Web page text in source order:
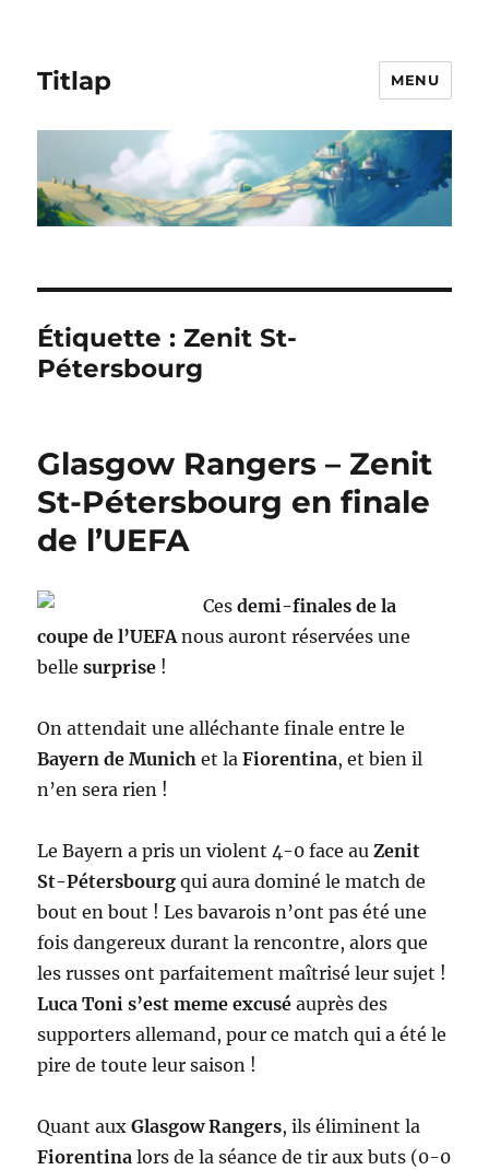
Titlap MENU
Étiquette :Zenit St-
Pétersbourg
Glasgow Rangers – Zenit
St-Pétersbourg en finale
de l’UEFA
Cesdemi-finales de la
coupe de l’UEFAnous auront réservées une
bellesurprise !
On attendait une alléchante finale entre le
Bayern de Munich et laFiorentina, et bien il
n’en sera rien !
Le Bayern a pris un violent 4-0 face auZenit
St-Pétersbourg qui aura dominé le match de
bout en bout ! Les bavarois n’ont pas été une
fois dangereux durant la rencontre, alors que
les russes ont parfaitement maîtrisé leur sujet !
Luca Toni s’est meme excusé auprès des
supporters allemand, pour ce match qui a été le
pire de toute leur saison !
Quant auxGlasgow Rangers, ils éliminent la
Fiorentinalors de la séance de tir aux buts (0-0